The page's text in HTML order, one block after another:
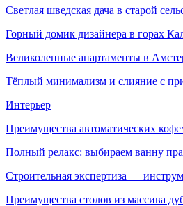
Светлая шведская дача в старой
Горный домик дизайнера в горах
Великолепные апартаменты в
Тёплый минимализм и слияние с
Интерьер
Преимущества автоматических
Полный релакс: выбираем ванну
Строительная экспертиза —
Преимущества столов из массива